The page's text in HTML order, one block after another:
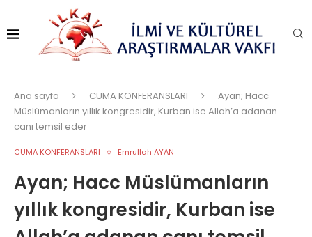
Ana sayfa CUMA KONFERANSLARI
Ayan; Hacc
Müslümanların yıllık kongresidir, Kurban ise Allah’a adanan
canı temsil eder
CUMA KONFERANSLARI Emrullah AYAN
Ayan; Hacc Müslümanların
yıllık kongresidir, Kurban ise